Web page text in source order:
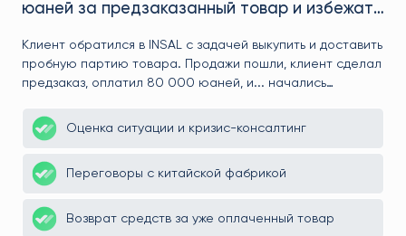
и избежать
выкупить и доставить
клиент сделал
и... начались
а вернули всё до
в товар,
товар
Организация предзаказа на